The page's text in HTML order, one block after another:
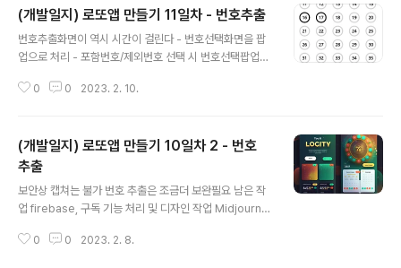
(개발일지) 로또앱 만들기 11일차 - 번호추출
번호추출화면이 역시 시간이 걸린다 - 번호선택화면을 팝
업으로 처리 - 포함번호/제외번호 선택 시 번호선택팝업에
시되지 않음) - 번호선택 시 선택개수 제한처리 - 조건을
번호추출화면을 개발하고 마무리 짓는게 목표
0 0 2023. 2. 10.
(개발일지) 로또앱 만들기 10일차 2 - 번호
추출
보안상 캡쳐는 불가 번호 추출은 조금더 보완필요 남은 작
업 firebase, 구독 기능 처리 및 디자인 작업 Midjourne
닌거 같기도 하고 디자인은 영꽝이라 모르겠다.)
0 0 2023. 2. 8.